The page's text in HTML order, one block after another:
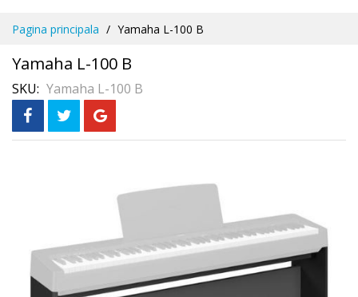
Continut
Pagina principala Yamaha L-100 B
Yamaha L-100 B
SKU Yamaha L-100 B
gallery